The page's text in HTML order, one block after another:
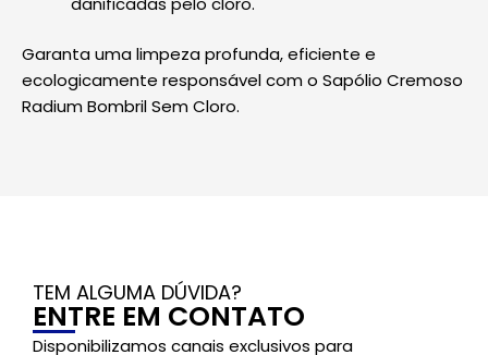
Garanta uma limpeza profunda, eficiente e
ecologicamente responsável com o Sapólio Cremoso
Radium Bombril Sem Cloro.
TEM ALGUMA DÚVIDA?
ENTRE EM CONTATO
Disponibilizamos canais exclusivos para